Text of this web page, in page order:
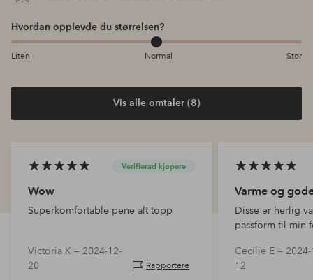
Hvordan opplevde du størrelsen?
Liten Normal Stor
Vis alle omtaler (8)
Verifierad kjøpere
Wow
Superkomfortable pene alt topp
Victoria K — 2024-12-
20
Rapportere
Varme og
Disse er herlig
passform til min
ankelkulene.
ankelen, - også
Cecilie E —
12